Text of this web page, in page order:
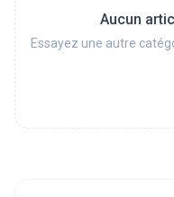
Aucun
Essayez une autre